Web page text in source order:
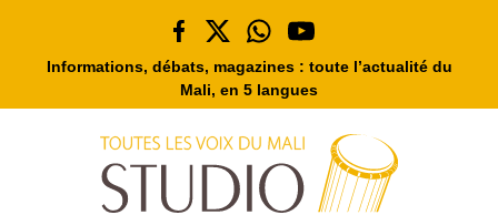
Informations, débats, magazines : toute l’actualité du
Mali, en 5 langues